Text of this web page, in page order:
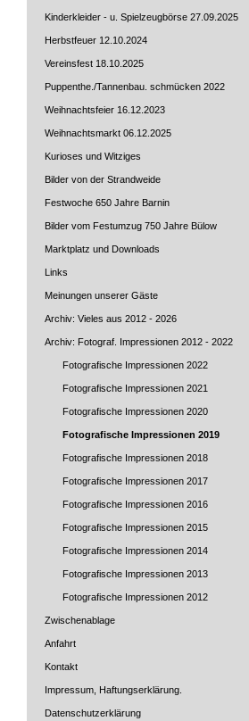
Kinderkleider - u. Spielzeugbörse 27.09.2025
Herbstfeuer 12.10.2024
Vereinsfest 18.10.2025
Puppenthe./Tannenbau. schmücken 2022
Weihnachtsfeier 16.12.2023
Weihnachtsmarkt 06.12.2025
Kurioses und Witziges
Bilder von der Strandweide
Festwoche 650 Jahre Barnin
Bilder vom Festumzug 750 Jahre Bülow
Marktplatz und Downloads
Links
Meinungen unserer Gäste
Archiv: Vieles aus 2012 - 2026
Archiv: Fotograf. Impressionen 2012 - 2022
Fotografische Impressionen 2022
Fotografische Impressionen 2021
Fotografische Impressionen 2020
Fotografische Impressionen 2019
Fotografische Impressionen 2018
Fotografische Impressionen 2017
Fotografische Impressionen 2016
Fotografische Impressionen 2015
Fotografische Impressionen 2014
Fotografische Impressionen 2013
Fotografische Impressionen 2012
Zwischenablage
Anfahrt
Kontakt
Impressum, Haftungserklärung.
Datenschutzerklärung